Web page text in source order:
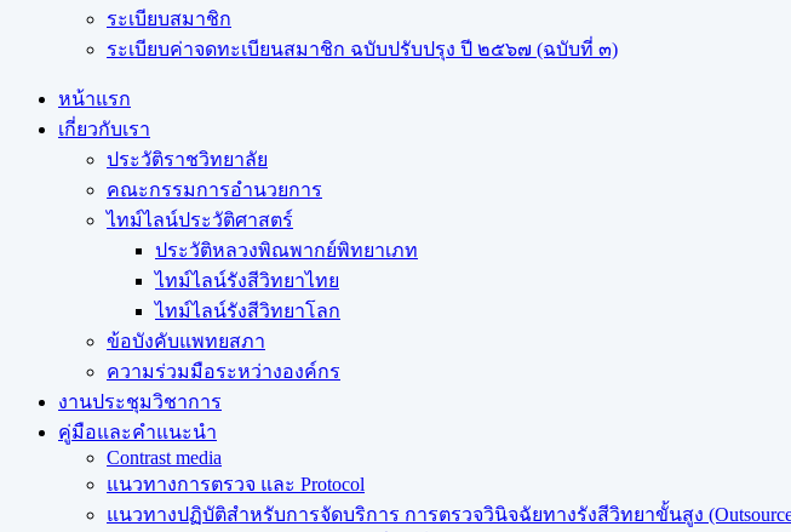
ระเบียบสมาชิก
ระเบียบค่าจดทะเบียนสมาชิก ฉบับปรับปรุง ปี ๒๕๖๗ (ฉบับที่ ๓)
หน้าแรก
เกี่ยวกับเรา
ประวัติราชวิทยาลัย
คณะกรรมการอำนวยการ
ไทม์ไลน์ประวัติศาสตร์
ประวัติหลวงพิณพากย์พิทยาเภท
ไทม์ไลน์รังสีวิทยาไทย
ไทม์ไลน์รังสีวิทยาโลก
ข้อบังคับแพทยสภา
ความร่วมมือระหว่างองค์กร
งานประชุมวิชาการ
คู่มือและคำแนะนำ
Contrast media
แนวทางการตรวจ และ Protocol
แนวทางปฏิบัติสำหรับการจัดบริการ การตรวจวินิจฉัยทางรังสีวิทยาขั้นสูง